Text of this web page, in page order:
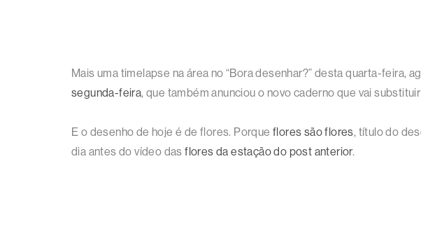
Mais uma timelapse na área no “Bora desenhar?” desta quarta-
segunda-feira, que também anunciou o novo caderno que vai
E o desenho de hoje é de flores. Porque flores são flores, título do
dia antes do vídeo dasflores da estação do post anterior.